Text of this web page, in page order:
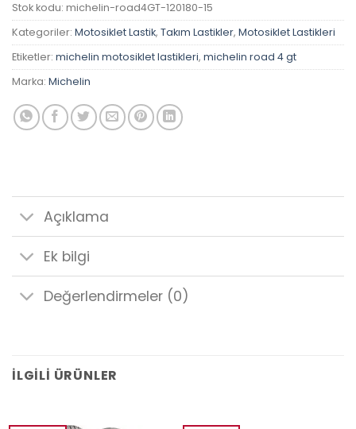
Stok kodu: michelin-road4GT-120180-15
Kategoriler: Motosiklet Lastik, Takım Lastikler, Motosiklet Lastikleri
Etiketler: michelin motosiklet lastikleri, michelin road 4 gt
Marka: Michelin
Açıklama
Ek bilgi
Değerlendirmeler (0)
İLGILI ÜRÜNLER